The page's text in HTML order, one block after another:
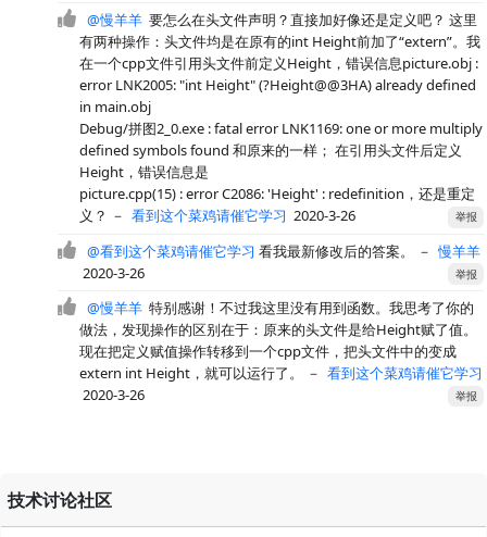
@慢羊羊 要怎么在头文件声明？直接加好像还是定义吧？ 这里
有两种操作：头文件均是在原有的int Height前加了“extern”。我
在一个cpp文件引用头文件前定义Height，错误信息picture.obj :
error LNK2005: "int Height" (?Height@@3HA) already defined
in main.obj
Debug/拼图2_0.exe : fatal error LNK1169: one or more multiply
defined symbols found 和原来的一样； 在引用头文件后定义
Height，错误信息是
picture.cpp(15) : error C2086: 'Height' : redefinition，还是重定
义？ － 看到这个菜鸡请催它学习 2020-3-26 举报
@看到这个菜鸡请催它学习 看我最新修改后的答案。 －慢羊羊
2020-3-26
举报
@慢羊羊 特别感谢！不过我这里没有用到函数。我思考了你的
做法，发现操作的区别在于：原来的头文件是给Height赋了值。
现在把定义赋值操作转移到一个cpp文件，把头文件中的变成
extern int Height，就可以运行了。
－ 看到这个菜鸡请催它学习
2020-3-26
举报
技术讨论社区